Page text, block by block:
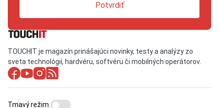
Potvrdiť
TOUCHIT je magazín prinášajúci novinky, testy a analýzy zo
sveta technológií, hardvéru, softvéru či mobilných operátorov.
Tmavý režim